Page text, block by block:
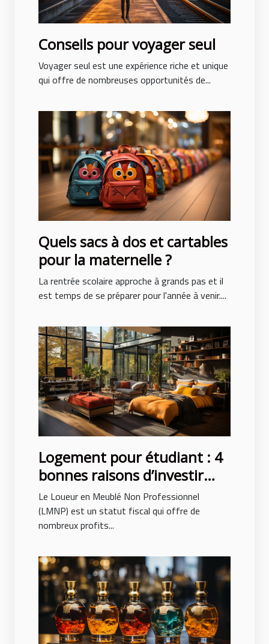
Conseils pour voyager seul
Voyager seul est une expérience riche et unique
qui offre de nombreuses opportunités de...
Quels sacs à dos et cartables
pour la maternelle ?
La rentrée scolaire approche à grands pas et il
est temps de se préparer pour l'année à venir....
Logement pour étudiant : 4
bonnes raisons d’investir
avec le LMNP
Le Loueur en Meublé Non Professionnel
(LMNP) est un statut fiscal qui offre de
nombreux profits...